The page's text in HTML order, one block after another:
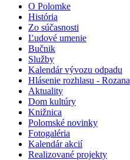
O Polomke
História
Zo súčasnosti
Ľudové umenie
Bučnik
Služby
Kalendár vývozu odpadu
Hlásenie rozhlasu - Rozana
Aktuality
Dom kultúry
Knižnica
Polomské novinky
Fotogaléria
Kalendár akcií
Realizované projekty